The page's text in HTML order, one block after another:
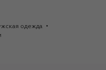
одежда